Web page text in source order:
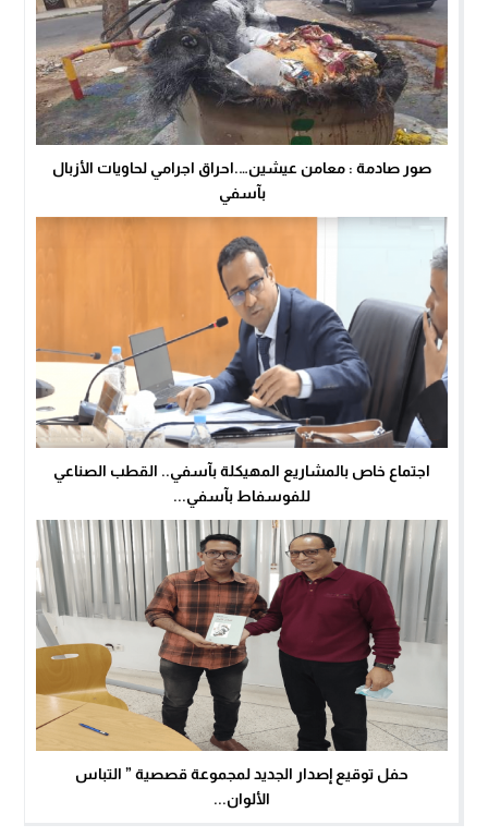
صور صادمة : معامن عيشين….احراق اجرامي لحاويات الأزبال
بآسفي
اجتماع خاص بالمشاريع المهيكلة بآسفي.. القطب الصناعي
للفوسفاط بآسفي...
حفل توقيع إصدار الجديد لمجموعة قصصية ” التباس
الألوان...